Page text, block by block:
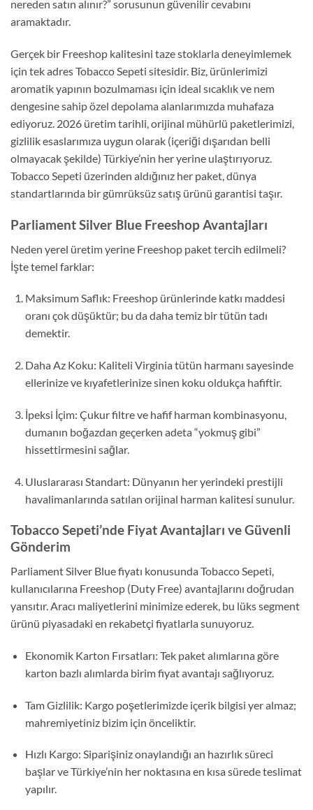
nereden satın alınır?” sorusunun güvenilir cevabını
aramaktadır.
Gerçek bir Freeshop kalitesini taze stoklarla deneyimlemek
için tek adresTobacco Sepeti sitesidir. Biz, ürünlerimizi
aromatik yapının bozulmaması için ideal sıcaklık ve nem
dengesine sahip özel depolama alanlarımızda muhafaza
ediyoruz. 2026 üretim tarihli,orijinal mühürlü paketlerimizi,
gizlilik esaslarımıza uygun olarak (içeriği dışarıdan belli
olmayacak şekilde) Türkiye’nin her yerine ulaştırıyoruz.
Tobacco Sepeti üzerinden aldığınız her paket,dünya
standartlarında bir gümrüksüz satış ürünü garantisi taşır.
Parliament Silver Blue Freeshop Avantajları
Neden yerel üretim yerine Freeshop paket tercih edilmeli?
İşte temel farklar:
Maksimum Saflık: Freeshop ürünlerinde katkı maddesi
oranı çok düşüktür; bu da daha temiz bir tütün tadı
demektir.
Daha Az Koku: Kaliteli Virginia tütün harmanı sayesinde
ellerinize ve kıyafetlerinize sinen koku oldukça hafiftir.
İpeksi İçim: Çukur filtre ve hafif harman kombinasyonu,
dumanın boğazdan geçerken adeta “yokmuş gibi”
hissettirmesini sağlar.
Uluslararası Standart: Dünyanın her yerindeki prestijli
havalimanlarında satılan orijinal harman kalitesi sunulur.
Tobacco Sepeti’nde Fiyat Avantajları ve Güvenli
Gönderim
Parliament Silver Blue fiyatı konusunda Tobacco Sepeti,
kullanıcılarına Freeshop (Duty Free) avantajlarını doğrudan
yansıtır.Aracı maliyetlerini minimize ederek, bu lüks segment
ürünü piyasadaki en rekabetçi fiyatlarla sunuyoruz.
Ekonomik Karton Fırsatları: Tek paket alımlarına göre
karton bazlı alımlarda birim fiyat avantajı sağlıyoruz.
Tam Gizlilik: Kargo poşetlerimizde içerik bilgisi yer almaz;
mahremiyetiniz bizim için önceliktir.
Hızlı Kargo: Siparişiniz onaylandığı an hazırlık süreci
başlar ve Türkiye’nin her noktasına en kısa sürede teslimat
yapılır.